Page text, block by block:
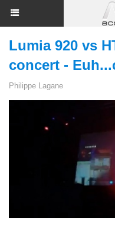
Lumia 920 vs
concert -
Philippe Lagane